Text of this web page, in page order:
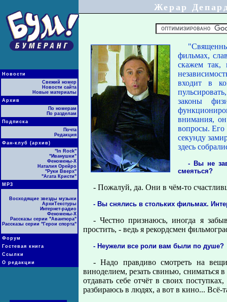
Новости
Свежий номер
Новости сайта
Новые материалы
Архив
По номерам
По разделам
Подписка
Почта
Редакция
Фан-клуб (архив)
"In Rock"
"Иванушки"
Феномены-Х
Наталия Орейро
"Руки Вверх"
"Агата Кристи"
МР3
Восходящие звезды музыки
АрхиТекстуры
Интернет-радио
Феномены-Х
Рассказы серии "Авантюра"
Рассказы серии "Герои спорта"
Форум
Гостевая книга
Ссылки
О редакции
Жерар
фильмах,
скажем так,
входит в
законы
внимания,
вопросы. Его
секунду
здесь
- Вы не
смеяться?
- Пожалуй, да. Они в чём-то
- Вы снялись в стольких фильмах.
- Честно признаюсь, иногда я
простить, - ведь я рекордсмен
- Неужели все роли вам были по душе?
- Надо правдиво смотреть на
виноделием, резать свинью, сниматься
отдавать себе отчёт в своих
разбираюсь в людях, а вот в кино... Всё-